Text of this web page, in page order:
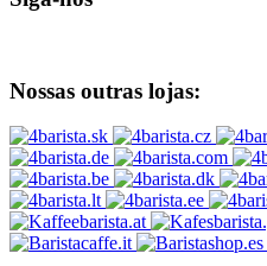
Nossas outras lojas: